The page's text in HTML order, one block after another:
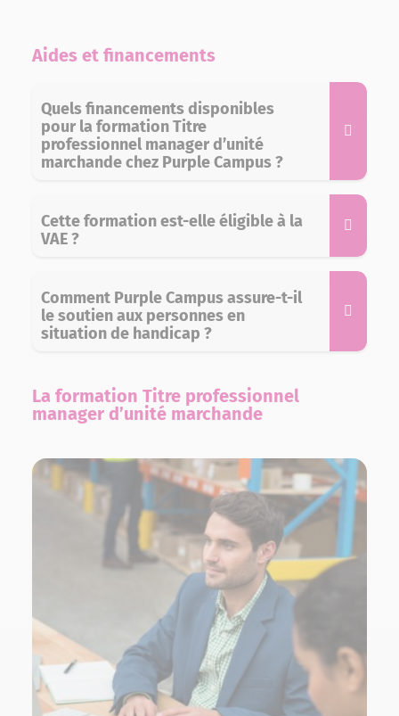
Aides et financements
Quels financements disponibles
pour la formation Titre
professionnel manager d’unité
marchande chez Purple Campus ?
Cette formation est-elle éligible à la
VAE ?
Comment Purple Campus assure-t-il
le soutien aux personnes en
situation de handicap ?
La formation Titre professionnel
manager d’unité marchande